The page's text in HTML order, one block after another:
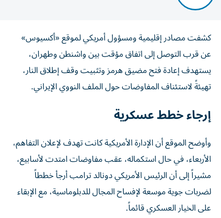
كشفت مصادر إقليمية ومسؤول أمريكي لموقع «أكسيوس»
عن قرب التوصل إلى اتفاق مؤقت بين واشنطن وطهران،
يستهدف إعادة فتح مضيق هرمز وتثبيت وقف إطلاق النار،
تهيئةً لاستئناف المفاوضات حول الملف النووي الإيراني.
إرجاء خطط عسكرية
وأوضح الموقع أن الإدارة الأمريكية كانت تهدف لإعلان التفاهم،
الأربعاء، في حال استكماله، عقب مفاوضات امتدت لأسابيع،
مشيراً إلى أن الرئيس الأمريكي دونالد ترامب أرجأ خططاً
لضربات جوية موسعة لإفساح المجال للدبلوماسية، مع الإبقاء
على الخيار العسكري قائماً.